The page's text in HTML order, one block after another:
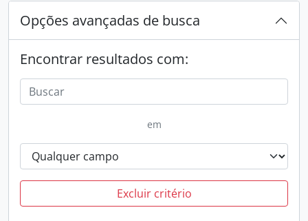
Opções avançadas de busca
Encontrar resultados com:
em
Excluir critério